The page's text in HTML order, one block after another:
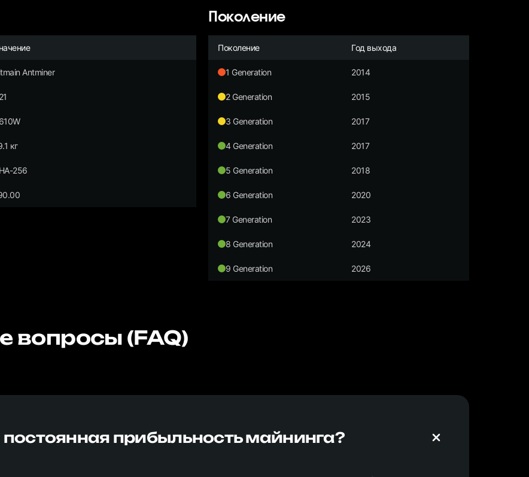
Antminer
кг
256
Поколение
Поколение Год выхода
1 Generation 2014
2 Generation 2015
3 Generation 2017
4 Generation 2017
5 Generation 2018
6 Generation 2020
7 Generation 2023
8 Generation 2024
9 Generation 2026
вопросы (FAQ)
прибыльность майнинга?